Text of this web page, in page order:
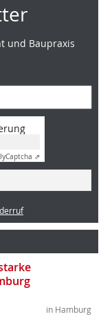
und Baupraxis
Captcha ⇗
in Hamburg